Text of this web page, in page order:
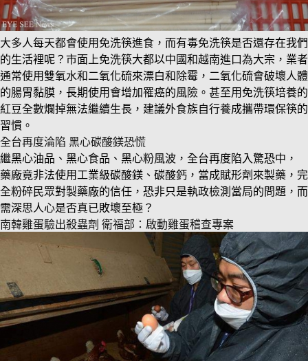
大多人每天都會使用免洗筷進食，而有毒免洗筷是否還存在我們
的生活裡呢？市面上免洗筷大都以中國和越南進口為大宗，業者
通常使用雙氧水和二氧化硫來漂白和除霉，二氧化硫會破壞人體
的腸胃黏膜，長期使用會增加罹癌的風險。甚至用免洗筷培養的
紅豆全數爛掉無法繼續生長，建議外食族自行養成攜帶環保筷的
習慣。
全台再度淪陷 黑心碳酸鎂恐慌
繼黑心油品、黑心食品、黑心粉風波，全台再度陷入驚恐中，
藥廠竟非法使用工業級碳酸鎂、碳酸鈣，當成賦形劑來製藥，完
全粉碎民眾對製藥廠的信任，恐非只是執政檢測當局的問題，而
需深思人心是否真已敗壞至極？
南韓雞蛋驗出殺蟲劑 衛福部：啟動雞蛋稽查專案